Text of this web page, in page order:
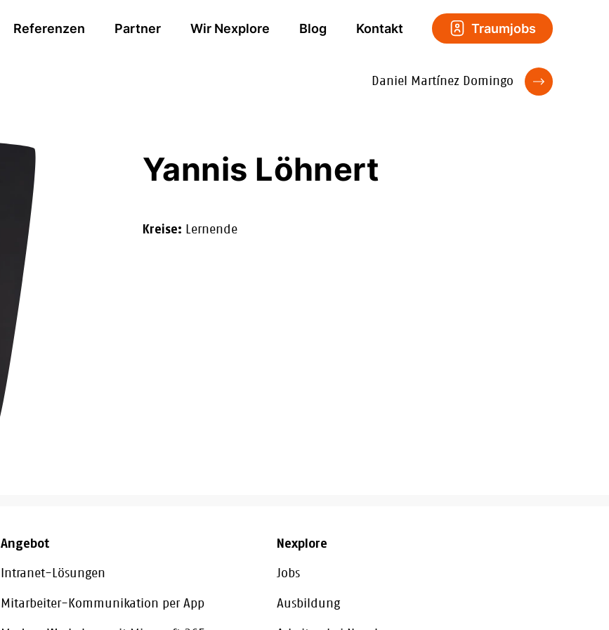
Referenzen Partner Wir Nexplore Blog Kontakt Traumjobs
Daniel Martínez Domingo
Yannis Löhnert
Kreise: Lernende
Angebot
Intranet-Lösungen
Mitarbeiter-Kommunikation per App
Nexplore
Jobs
Ausbildung